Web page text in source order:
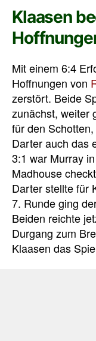
Klaasen
Mit einem 6:4
Hoffnungen von
zerstört. Beide
zunächst, weiter
für den
Darter auch das
3:1 war Murray
Madhouse
Darter stellte für
7. Runde ging
Beiden reichte
Durgang zum
Klaasen das